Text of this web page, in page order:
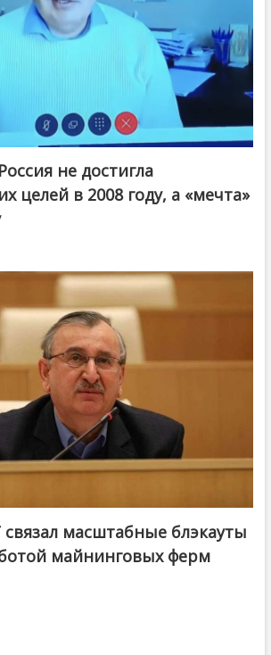
не достигла
целей в 2008 году, а «мечта»
связал масштабные блэкауты
майнинговых ферм